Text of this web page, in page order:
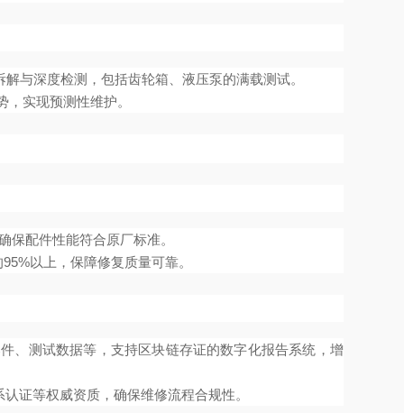
与深度检测，包括齿轮箱、液压泵的满载测试。
实现预测性维护。
配件性能符合原厂标准。
以上，保障修复质量可靠。
、测试数据等，支持区块链存证的数字化报告系统，增
证等权威资质，确保维修流程合规性。